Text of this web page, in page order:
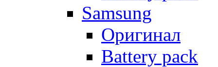
Samsung
Оригинал
Battery pack